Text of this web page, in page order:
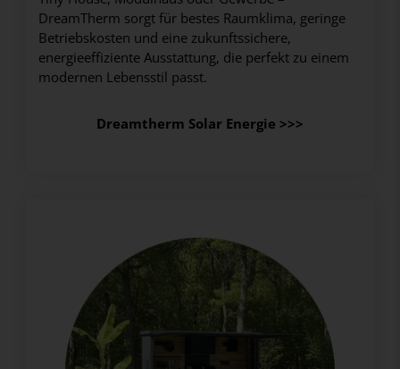
DreamTherm sorgt für bestes Raumklima, geringe
Betriebskosten und eine zukunftssichere,
energieeffiziente Ausstattung, die perfekt zu einem
modernen Lebensstil passt.
Dreamtherm Solar Energie >>>